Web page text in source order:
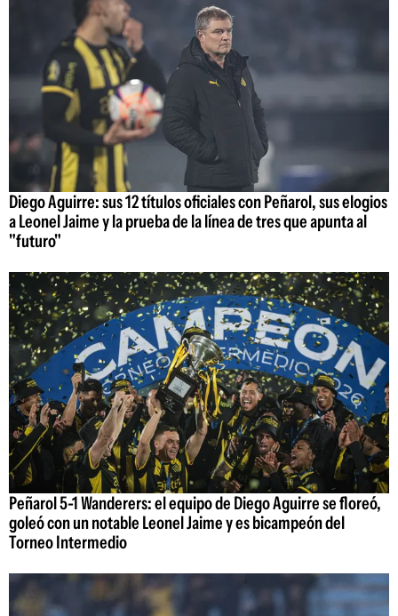
Diego Aguirre: sus 12 títulos oficiales con Peñarol, sus elogios
a Leonel Jaime y la prueba de la línea de tres que apunta al
"futuro"
Peñarol 5-1 Wanderers: el equipo de Diego Aguirre se floreó,
goleó con un notable Leonel Jaime y es bicampeón del
Torneo Intermedio